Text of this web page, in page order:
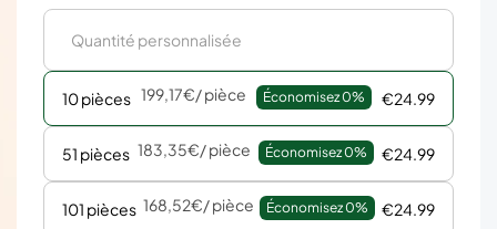
10 pièces 199,17€/ pièce Économisez 0% €24.99
51 pièces 183,35€/ pièce Économisez 0% €24.99
101 pièces 168,52€/ pièce Économisez 0% €24.99